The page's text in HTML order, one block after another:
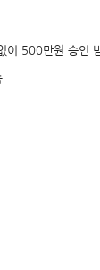
이 500만원 승인